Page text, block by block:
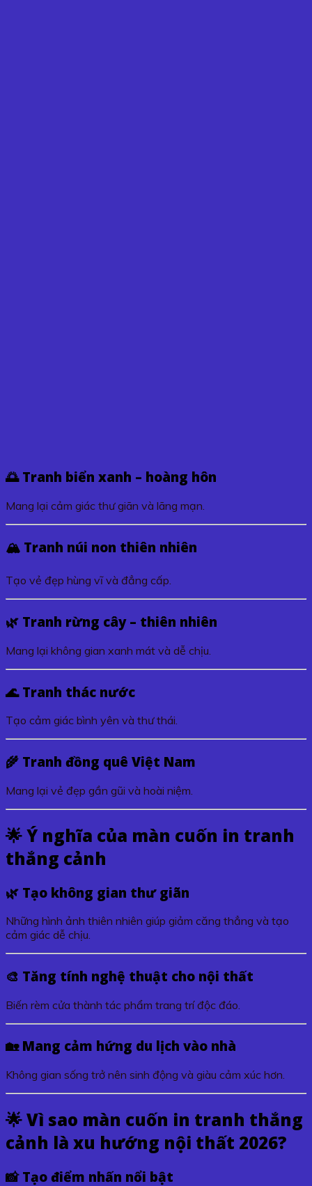
🌅 Tranh biển xanh – hoàng hôn
Mang lại cảm giác thư giãn và lãng mạn.
🏔️ Tranh núi non thiên nhiên
Tạo vẻ đẹp hùng vĩ và đẳng cấp.
🌿 Tranh rừng cây – thiên nhiên
Mang lại không gian xanh mát và dễ chịu.
🌊 Tranh thác nước
Tạo cảm giác bình yên và thư thái.
🌾 Tranh đồng quê Việt Nam
Mang lại vẻ đẹp gần gũi và hoài niệm.
🌟 Ý nghĩa của màn cuốn in tranh
thắng cảnh
🌿 Tạo không gian thư giãn
Những hình ảnh thiên nhiên giúp giảm căng thẳng và tạo
cảm giác dễ chịu.
🎨 Tăng tính nghệ thuật cho nội thất
Biến rèm cửa thành tác phẩm trang trí độc đáo.
🏡 Mang cảm hứng du lịch vào nhà
Không gian sống trở nên sinh động và giàu cảm xúc hơn.
🌟 Vì sao màn cuốn in tranh thắng
cảnh là xu hướng nội thất 2026?
📸 Tạo điểm nhấn nổi bật